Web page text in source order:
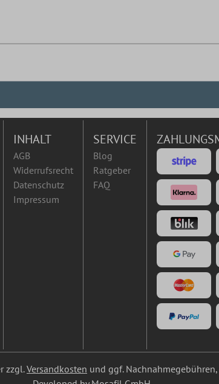
INHALT
AGB
Widerrufsrecht
Datenschutz
Impressum
SERVICE
Blog
Ratgeber
FAQ
zzgl.Versandkosten und ggf.